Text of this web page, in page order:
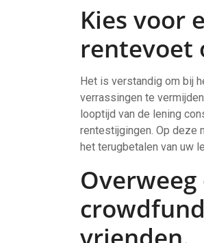
Kies voor
rentevoet
Het is verstandig om bij
verrassingen te
looptijd van de lening
rentestijgingen. Op deze
het terugbetalen van uw